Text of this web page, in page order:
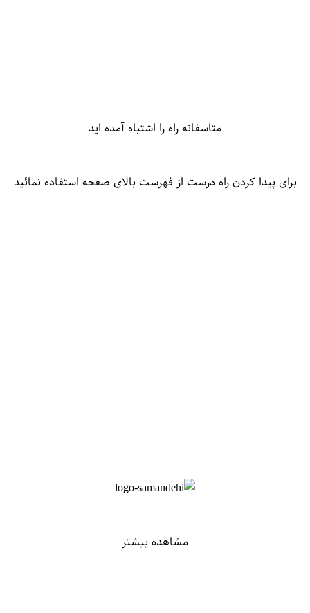
متاسفانه راه را اشتباه آمده اید
برای پیدا کردن راه درست از فهرست بالای صفحه استفاده نمائید
مشاهده بیشتر